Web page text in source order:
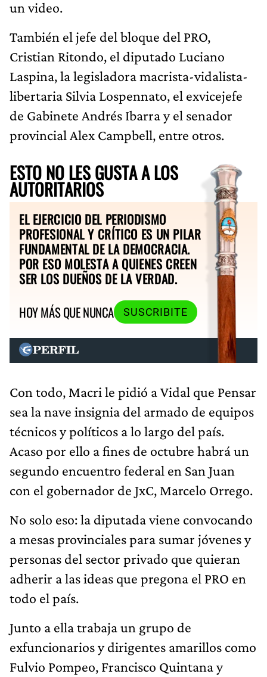
un video.
También el jefe del bloque del PRO,
Cristian Ritondo, el diputado Luciano
Laspina, la legisladora macrista-vidalista-
libertaria Silvia Lospennato, el exvicejefe
de Gabinete Andrés Ibarra y el senador
provincial Alex Campbell, entre otros.
ESTO NO LES GUSTA A LOS
AUTORITARIOS
EL EJERCICIO DEL PERIODISMO
PROFESIONAL Y CRÍTICO ES UN PILAR
FUNDAMENTAL DE LA DEMOCRACIA.
POR ESO MOLESTA A QUIENES CREEN
SER LOS DUEÑOS DE LA VERDAD.
HOY MÁS QUE NUNCA
SUSCRIBITE
Con todo, Macri le pidió a Vidal que Pensar
sea la nave insignia del armado de equipos
técnicos y políticos a lo largo del país.
Acaso por ello a fines de octubre habrá un
segundo encuentro federal en San Juan
con el gobernador de JxC, Marcelo Orrego.
No solo eso: la diputada viene convocando
a mesas provinciales para sumar jóvenes y
personas del sector privado que quieran
adherir a las ideas que pregona el PRO en
todo el país.
Junto a ella trabaja un grupo de
exfuncionarios y dirigentes amarillos como
Fulvio Pompeo, Francisco Quintana y